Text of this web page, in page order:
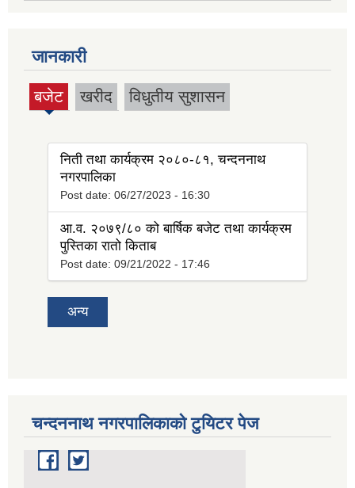
जानकारी
बजेट
(active
खरीद विधुतीय सुशासन
निती तथा कार्यक्रम २०८०-८१, चन्दननाथ
नगरपालिका
Post date: 06/27/2023 - 16:30
आ.व. २०७९/८० को बार्षिक बजेट तथा कार्यक्रम
पुस्तिका रातो किताब
Post date: 09/21/2022 - 17:46
अन्य
चन्दननाथ नगरपालिकाको टुयिटर पेज